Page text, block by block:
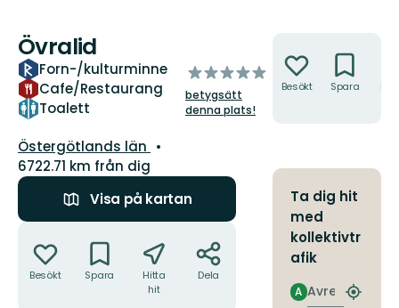
Övralid
Forn-/kulturminne
Cafe/Restaurang
Toalett
av
5
stjärnor
betygsätt
denna plats!
Län:
Östergötlands län
6722.71 km från dig
Visa på kartan
Besökt Spara
Hitta
hit
Dela
Besökt Spara
Ta dig hit
med
kollektivtr
afik
Avresa
A
Hitta